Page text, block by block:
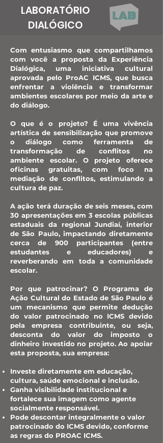
LABORATÓRIO
DIALÓGICO
Com entusiasmo que compartilhamos
com você a proposta da Experiência
Dialógica, uma iniciativa cultural
aprovada pelo ProAC ICMS, que busca
enfrentar a violência e transformar
ambientes escolares por meio da arte e
do diálogo.
O que é o projeto? É uma vivência
artística de sensibilização que promove
o diálogo como ferramenta de
transformação de conflitos no
ambiente escolar. O projeto oferece
oficinas gratuitas, com foco na
mediação de conflitos, estimulando a
cultura de paz.
A ação terá duração de seis meses, com
30 apresentações em 3 escolas públicas
estaduais da regional Jundiaí, interior
de São Paulo, impactando diretamente
cerca de 900 participantes (entre
estudantes e educadores) e
reverberando em toda a comunidade
escolar.
Por que patrocinar? O Programa de
Ação Cultural do Estado de São Paulo é
um mecanismo que permite dedução
do valor patrocinado no ICMS devido
pela empresa contribuinte, ou seja,
desconta do valor do imposto o
dinheiro investido no projeto. Ao apoiar
esta proposta, sua empresa:
Investe diretamente em educação,
cultura, saúde emocional e inclusão.
Ganha visibilidade institucional e
fortalece sua imagem como agente
socialmente responsável.
Pode descontar integralmente o valor
patrocinado do ICMS devido, conforme
as regras do PROAC ICMS.